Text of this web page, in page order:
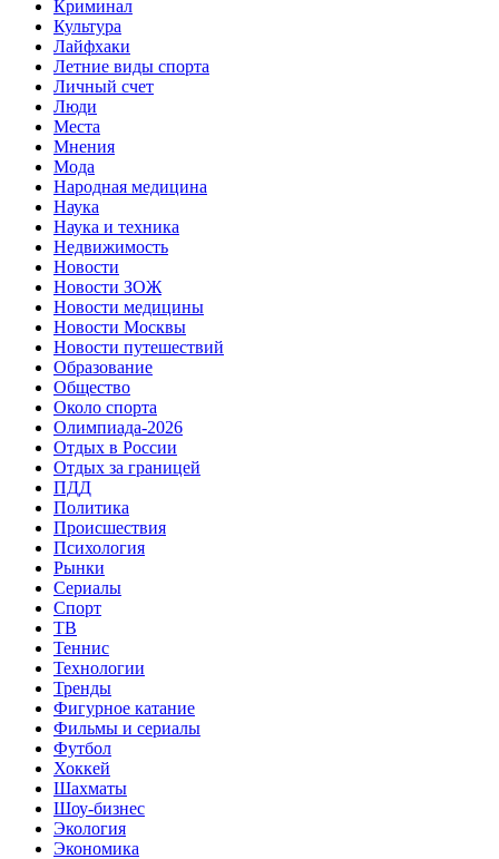
Криминал
Культура
Лайфхаки
Летние виды спорта
Личный счет
Люди
Места
Мнения
Мода
Народная медицина
Наука
Наука и техника
Недвижимость
Новости
Новости ЗОЖ
Новости медицины
Новости Москвы
Новости путешествий
Образование
Общество
Около спорта
Олимпиада-2026
Отдых в России
Отдых за границей
ПДД
Политика
Происшествия
Психология
Рынки
Сериалы
Спорт
ТВ
Теннис
Технологии
Тренды
Фигурное катание
Фильмы и сериалы
Футбол
Хоккей
Шахматы
Шоу-бизнес
Экология
Экономика